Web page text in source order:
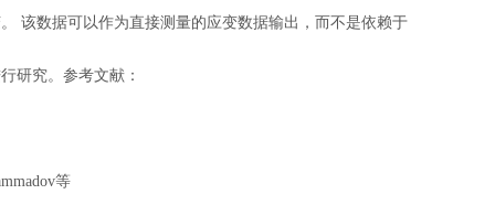
该数据可以作为直接测量的应变数据输出，而不是依赖于
研究。参考文献：
等